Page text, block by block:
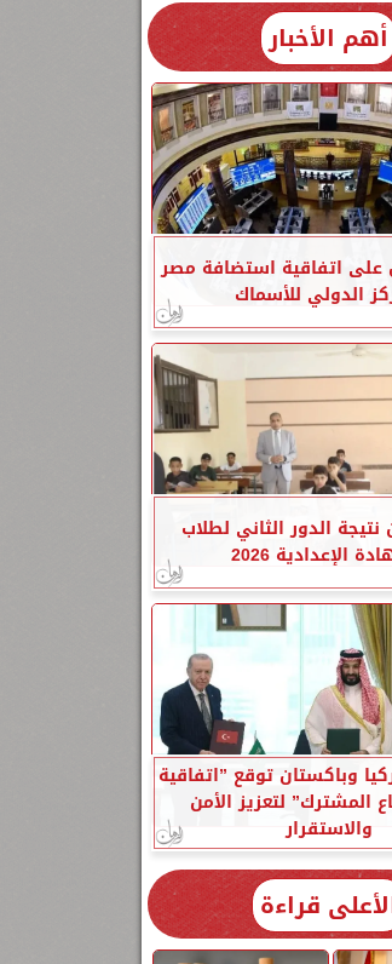
أهم الأخبار
على اتفاقية استضافة مصر
الدولي للأسماك
نتيجة الدور الثاني لطلاب
الإعدادية 2026
وباكستان توقع ”اتفاقية
المشترك” لتعزيز الأمن
والاستقرار
قراءة